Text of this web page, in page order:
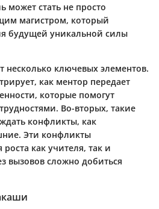
может стать не просто
магистром, который
будущей уникальной силы
несколько ключевых элементов.
как ментор передает
которые помогут
Во-вторых, такие
конфликты, как
Эти конфликты
как учителя, так и
вызовов сложно добиться